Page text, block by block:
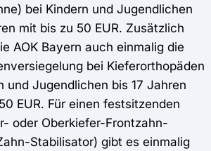
bei Kindern und Jugendlichen
mit bis zu 50 EUR. Zusätzlich
AOK Bayern auch einmalig die
bei Kieferorthopäden
und Jugendlichen bis 17 Jahren
EUR. Für einen festsitzenden
oder Oberkiefer-Frontzahn-
Stabilisator) gibt es einmalig